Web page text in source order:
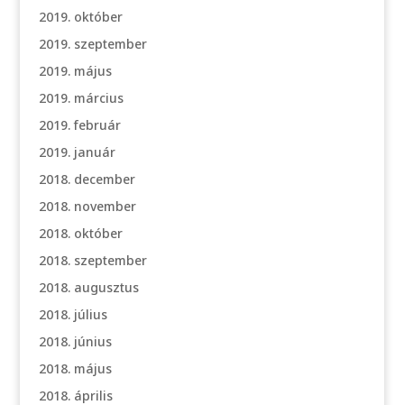
2019. október
2019. szeptember
2019. május
2019. március
2019. február
2019. január
2018. december
2018. november
2018. október
2018. szeptember
2018. augusztus
2018. július
2018. június
2018. május
2018. április